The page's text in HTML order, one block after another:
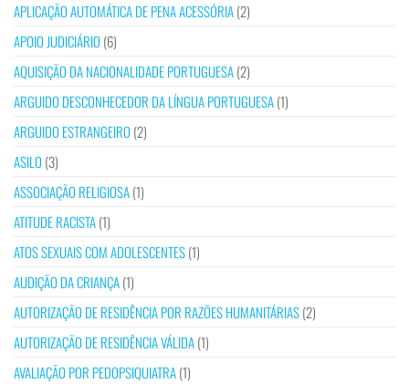
APLICAÇÃO AUTOMÁTICA DE PENA ACESSÓRIA(2)
APOIO JUDICIÁRIO (6)
AQUISIÇÃO DA NACIONALIDADE PORTUGUESA(2)
ARGUIDO DESCONHECEDOR DA LÍNGUA PORTUGUESA(1)
ARGUIDO ESTRANGEIRO (2)
ASILO (3)
ASSOCIAÇÃO RELIGIOSA(1)
ATITUDE RACISTA(1)
ATOS SEXUAIS COM ADOLESCENTES(1)
AUDIÇÃO DA CRIANÇA(1)
AUTORIZAÇÃO DE RESIDÊNCIA POR RAZÕES HUMANITÁRIAS(2)
AUTORIZAÇÃO DE RESIDÊNCIA VÁLIDA(1)
AVALIAÇÃO POR PEDOPSIQUIATRA(1)